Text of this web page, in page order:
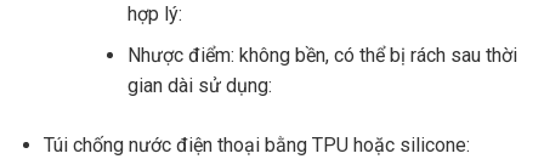
hợp lý:
Nhược điểm: không bền, có thể bị rách sau thời
gian dài sử dụng:
Túi chống nước điện thoại bằng TPU hoặc silicone: